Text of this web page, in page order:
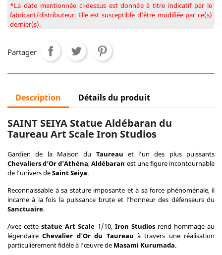
*La date mentionnée ci-dessus est donnée à titre indicatif par le
fabricant/distributeur. Elle est susceptible d'être modifiée par ce(s)
dernier(s).
Partager
Description Détails du produit
SAINT SEIYA Statue Aldébaran du
Taureau Art Scale Iron Studios
Gardien de la Maison du Taureau et l’un des plus puissants
Chevaliers d’Or d’Athéna,Aldébaran est une figure incontournable
de l’univers deSaint Seiya.
Reconnaissable à sa stature imposante et à sa force phénoménale, il
incarne à la fois la puissance brute et l’honneur des défenseurs du
Sanctuaire.
Avec cettestatue Art Scale 1/10, Iron Studiosrend hommage au
légendaireChevalier d'Or du Taureau à travers une réalisation
particulièrement fidèle à l’œuvre de Masami Kurumada.